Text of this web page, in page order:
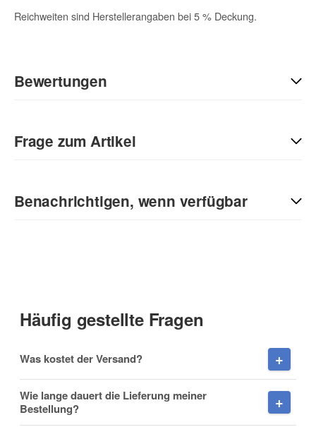
Reichweiten sind Herstellerangaben bei 5 % Deckung.
Bewertungen
Sie Anderen bei der Kaufentscheidung:
Frage zum Artikel
Anrede
Nachname
Benachrichtigen, wenn verfügbar
(* = Pflichtfelder)
Datenschutzerklärung
Benachrichtigung anfordern
Häufig gestellte Fragen
Was kostet der Versand?
Wie lange dauert die Lieferung meiner
Bestellung?